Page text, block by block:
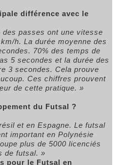
différence avec le
passes ont une vitesse
h. La durée moyenne des
70% des temps de
5 secondes et la durée des
3 secondes. Cela prouve
Ces chiffres prouvent
de cette pratique. »
du Futsal ?
et en Espagne. Le futsal
important en Polynésie
plus de 5000 licenciés
de futsal. »
pour le Futsal en